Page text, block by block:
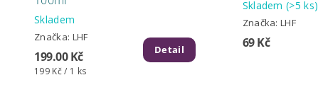
Skladem
Značka: LHF
199.00 Kč
199 Kč / 1 ks
Detail
Skladem(>5 ks)
Značka:LHF
69 Kč